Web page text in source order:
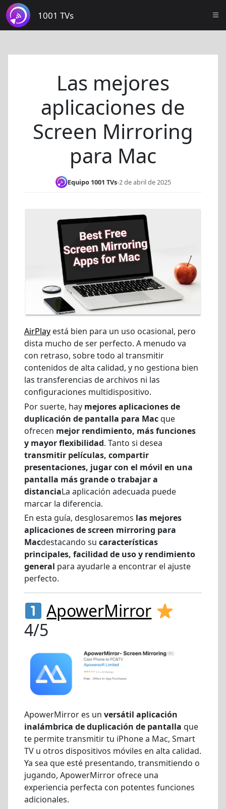
1001 TVs
Las mejores
aplicaciones de
Screen Mirroring
para Mac
Equipo 1001 TVs-2 de abril de 2025
AirPlay está bien para un uso ocasional, pero
dista mucho de ser perfecto. A menudo va
con retraso, sobre todo al transmitir
contenidos de alta calidad, y no gestiona bien
las transferencias de archivos ni las
configuraciones multidispositivo.
Por suerte, hay mejores aplicaciones de
duplicación de pantalla para Macque
ofrecen mejor rendimiento, más funciones
y mayor flexibilidad. Tanto si desea
transmitir películas, compartir
presentaciones, jugar con el móvil en una
pantalla más grande o trabajar a
distanciaLa aplicación adecuada puede
marcar la diferencia.
En esta guía, desglosaremos las mejores
aplicaciones de screen mirroring para
Macdestacando su características
principales, facilidad de uso y rendimiento
general para ayudarle a encontrar el ajuste
perfecto.
ApowerMirror
4/5
ApowerMirror es un versátil aplicación
inalámbrica de duplicación de pantalla que
te permite transmitir tu iPhone a Mac, Smart
TV u otros dispositivos móviles en alta calidad.
Ya sea que esté presentando, transmitiendo o
jugando, ApowerMirror ofrece una
experiencia perfecta con potentes funciones
adicionales.